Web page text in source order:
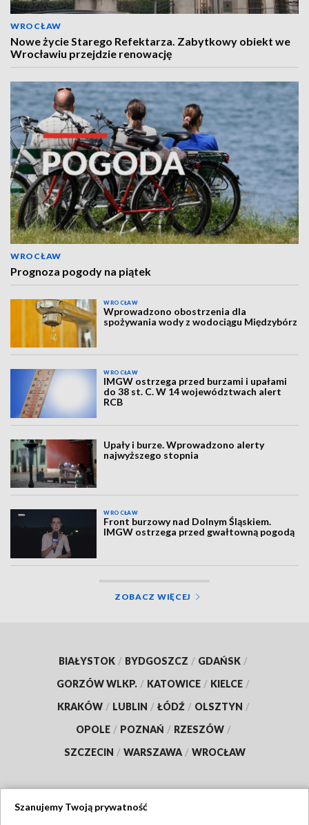
WROCŁAW
Nowe życie Starego Refektarza. Zabytkowy obiekt we
Wrocławiu przejdzie renowację
WROCŁAW
Prognoza pogody na piątek
WROCŁAW
Wprowadzono obostrzenia dla
spożywania wody z wodociągu Międzybórz
WROCŁAW
IMGW ostrzega przed burzami i upałami
do 38 st. C. W 14 województwach alert
RCB
Upały i burze. Wprowadzono alerty
najwyższego stopnia
WROCŁAW
Front burzowy nad Dolnym Śląskiem.
IMGW ostrzega przed gwałtowną pogodą
ZOBACZ WIĘCEJ
BIAŁYSTOK / BYDGOSZCZ / GDAŃSK /
GORZÓW WLKP. / KATOWICE / KIELCE /
KRAKÓW / LUBLIN / ŁÓDŹ / OLSZTYN /
OPOLE / POZNAŃ / RZESZÓW /
SZCZECIN / WARSZAWA / WROCŁAW
Szanujemy Twoją prywatność